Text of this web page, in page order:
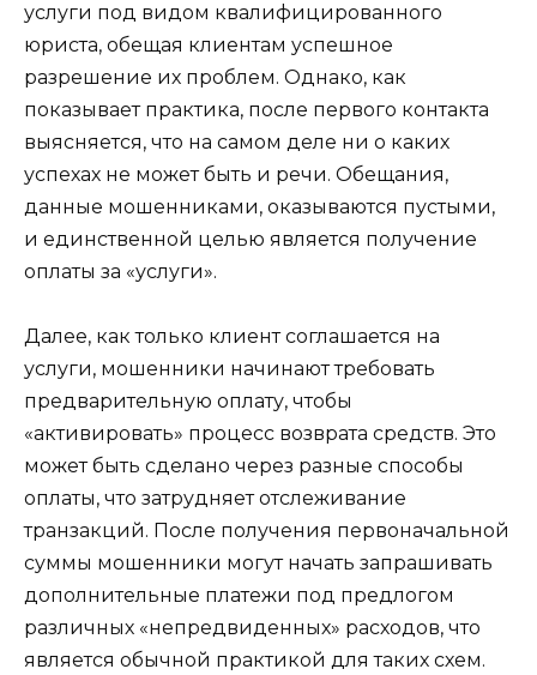
услуги под видом квалифицированного
юриста, обещая клиентам успешное
разрешение их проблем. Однако, как
показывает практика, после первого контакта
выясняется, что на самом деле ни о каких
успехах не может быть и речи. Обещания,
данные мошенниками, оказываются пустыми,
и единственной целью является получение
оплаты за «услуги».
Далее, как только клиент соглашается на
услуги, мошенники начинают требовать
предварительную оплату, чтобы
«активировать» процесс возврата средств. Это
может быть сделано через разные способы
оплаты, что затрудняет отслеживание
транзакций. После получения первоначальной
суммы мошенники могут начать запрашивать
дополнительные платежи под предлогом
различных «непредвиденных» расходов, что
является обычной практикой для таких схем.